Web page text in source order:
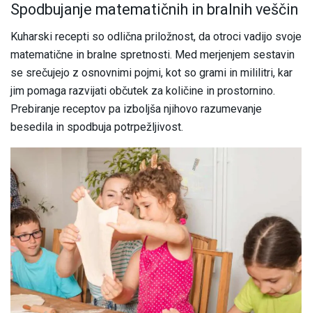
Spodbujanje matematičnih in bralnih veščin
Kuharski recepti so odlična priložnost, da otroci vadijo svoje
matematične in bralne spretnosti. Med merjenjem sestavin
se srečujejo z osnovnimi pojmi, kot so grami in mililitri, kar
jim pomaga razvijati občutek za količine in prostornino.
Prebiranje receptov pa izboljša njihovo razumevanje
besedila in spodbuja potrpežljivost.